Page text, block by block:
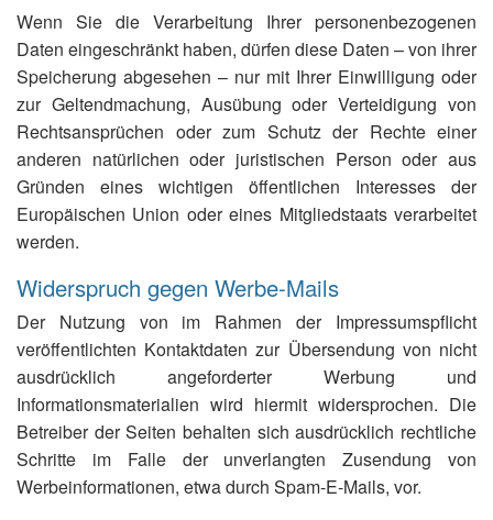
Wenn Sie die Verarbeitung Ihrer personenbezogenen
Daten eingeschränkt haben, dürfen diese Daten – von ihrer
Speicherung abgesehen – nur mit Ihrer Einwilligung oder
zur Geltendmachung, Ausübung oder Verteidigung von
Rechtsansprüchen oder zum Schutz der Rechte einer
anderen natürlichen oder juristischen Person oder aus
Gründen eines wichtigen öffentlichen Interesses der
Europäischen Union oder eines Mitgliedstaats verarbeitet
werden.
Widerspruch gegen Werbe-Mails
Der Nutzung von im Rahmen der Impressumspflicht
veröffentlichten Kontaktdaten zur Übersendung von nicht
ausdrücklich angeforderter Werbung und
Informationsmaterialien wird hiermit widersprochen. Die
Betreiber der Seiten behalten sich ausdrücklich rechtliche
Schritte im Falle der unverlangten Zusendung von
Werbeinformationen, etwa durch Spam-E-Mails, vor.